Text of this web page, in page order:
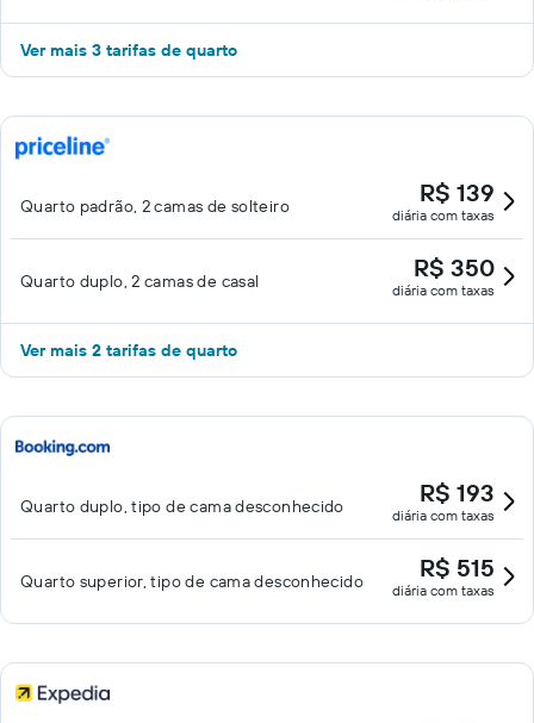
Ver mais 3 tarifas de quarto
Quarto padrão, 2 camas de solteiro R$ 139
diária com taxas
Quarto duplo, 2 camas de casal R$ 350
diária com taxas
Ver mais 2 tarifas de quarto
Quarto duplo, tipo de cama desconhecido R$ 193
diária com taxas
Quarto superior, tipo de cama desconhecido R$ 515
diária com taxas